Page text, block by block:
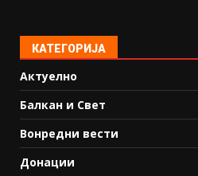
КАТЕГОРИЈА
Актуелно
Балкан и Свет
Вонредни вести
Донации